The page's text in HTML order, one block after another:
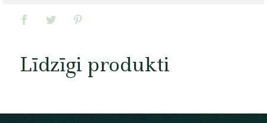
Līdzīgi produkti